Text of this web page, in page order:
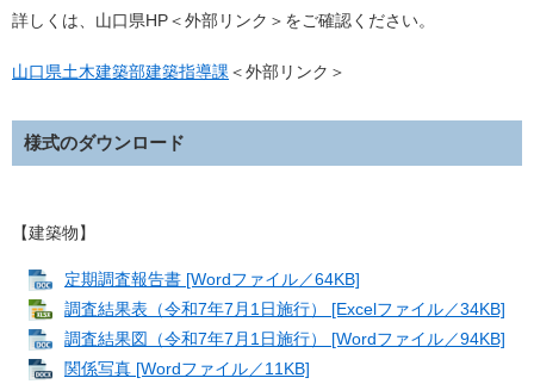
詳しくは、山口県HP＜外部リンク＞をご確認ください。
山口県土木建築部建築指導課 ＜外部リンク＞
様式のダウンロード
【建築物】
定期調査報告書 [Wordファイル／64KB]
調査結果表（令和7年7月1日施行） [Excelファイル／34KB]
調査結果図（令和7年7月1日施行） [Wordファイル／94KB]
関係写真 [Wordファイル／11KB]